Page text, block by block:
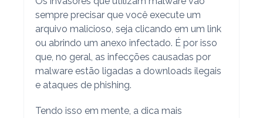
sempre precisar que você execute um
arquivo malicioso, seja clicando em um link
ou abrindo um anexo infectado. É por isso
que, no geral, as infecções causadas por
malware estão ligadas a downloads ilegais
e ataques de phishing.
Tendo isso em mente, a dica mais